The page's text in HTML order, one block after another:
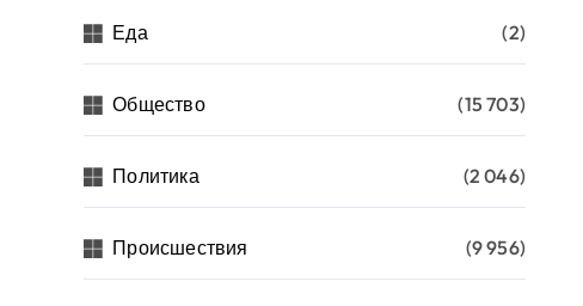
Еда (2)
Общество (15 703)
Политика (2 046)
Происшествия (9 956)